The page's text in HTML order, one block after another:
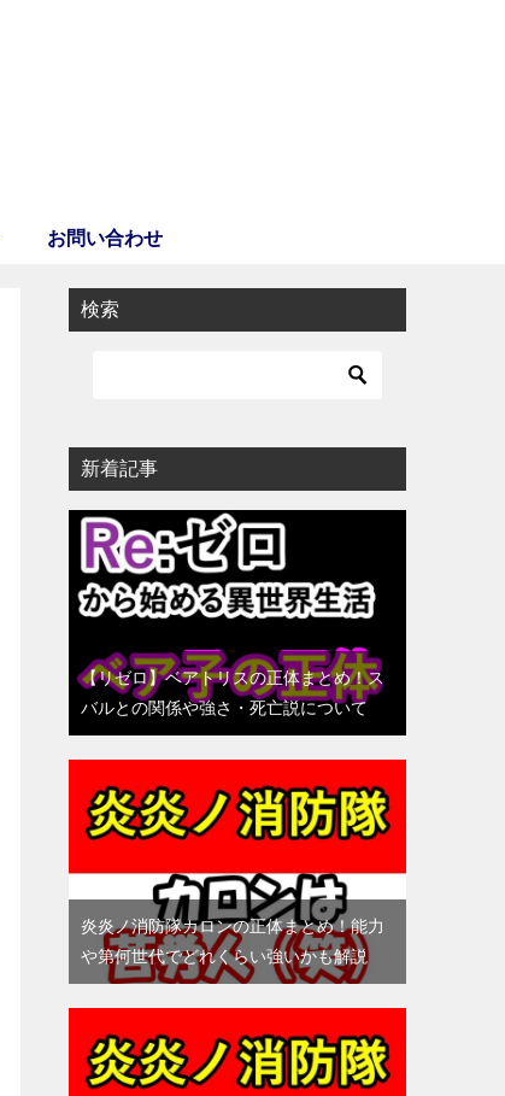
お問い合わせ
検索
新着記事
【リゼロ】ベアトリスの正体まとめ！ス
バルとの関係や強さ・死亡説について
炎炎ノ消防隊カロンの正体まとめ！能力
や第何世代でどれくらい強いかも解説